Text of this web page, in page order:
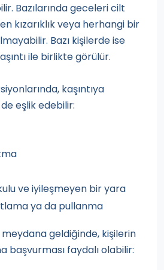
Bazılarında geceleri cilt
kızarıklık veya herhangi bir
Bazı kişilerde ise
ile birlikte görülür.
kaşıntıya
eşlik edebilir:
ve iyileşmeyen bir yara
ya da pullanma
geldiğinde, kişilerin
başvurması faydalı olabilir: